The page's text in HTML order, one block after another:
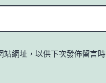
網址，以供下次發佈留言時